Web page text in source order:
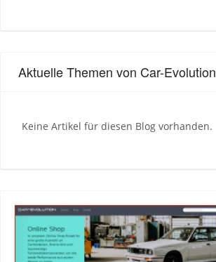
Aktuelle Themen von Car-Evolution
Keine Artikel für diesen Blog vorhanden.